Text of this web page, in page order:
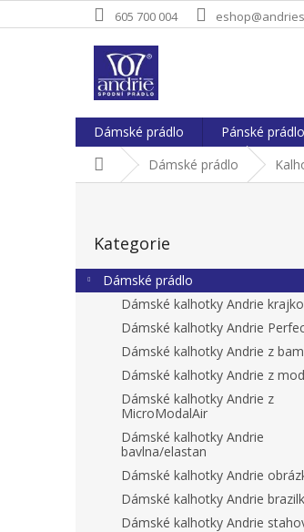
na
605 700 004
Dámské prádlo Pánské prádlo
Domů Dámské prádlo
r
a
kategorie
Kategorie
Dámské prádlo
Dámské kalhotky Andrie
Dámské kalhotky Andrie
Dámské kalhotky Andrie z
Dámské kalhotky Andrie z
Dámské kalhotky Andrie z
MicroModalAir
Dámské kalhotky Andrie
bavlna/elastan
Dámské kalhotky Andrie
Dámské kalhotky Andrie
Dámské kalhotky Andrie